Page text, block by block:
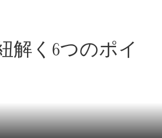
ル
リッドモデル
解く6つのポイ